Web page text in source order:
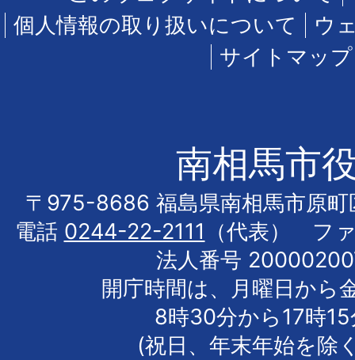
個人情報の取り扱いについて
ウ
サイトマップ
南相馬市
〒975-8686 福島県南相馬市原町
電話 0244-22-2111
（代表） フ
法人番号
開庁時間は、月曜日から
8時30分から17時
(祝日、年末年始を除